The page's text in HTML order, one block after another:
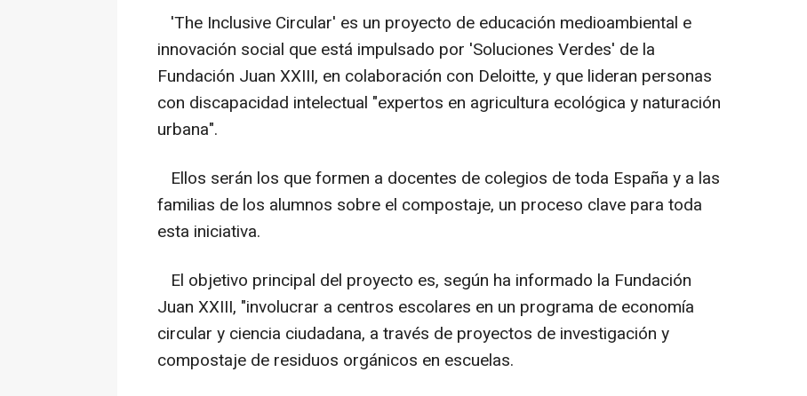
'The Inclusive Circular' es un proyecto de educación medioambiental e
innovación social que está impulsado por 'Soluciones Verdes' de la
Fundación Juan XXIII, en colaboración con Deloitte, y que lideran personas
con discapacidad intelectual "expertos en agricultura ecológica y naturación
urbana".
Ellos serán los que formen a docentes de colegios de toda España y a las
familias de los alumnos sobre el compostaje, un proceso clave para toda
esta iniciativa.
El objetivo principal del proyecto es, según ha informado la Fundación
Juan XXIII, "involucrar a centros escolares en un programa de economía
circular y ciencia ciudadana, a través de proyectos de investigación y
compostaje de residuos orgánicos en escuelas.